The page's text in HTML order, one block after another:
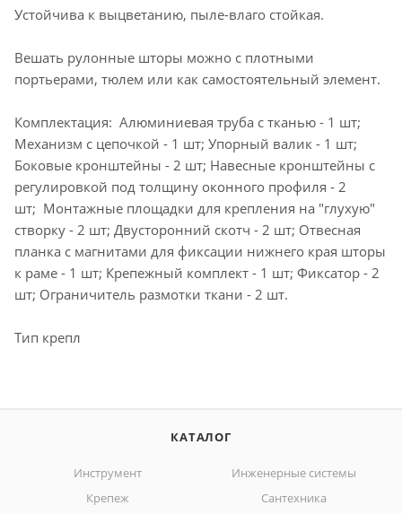
Устойчива к выцветанию, пыле-влаго стойкая.
Вешать рулонные шторы можно с плотными
портьерами, тюлем или как самостоятельный элемент.
Комплектация: Алюминиевая труба с тканью - 1 шт;
Механизм с цепочкой - 1 шт; Упорный валик - 1 шт;
Боковые кронштейны - 2 шт; Навесные кронштейны с
регулировкой под толщину оконного профиля - 2
шт; Монтажные площадки для крепления на "глухую"
створку - 2 шт; Двусторонний скотч - 2 шт; Отвесная
планка с магнитами для фиксации нижнего края шторы
к раме - 1 шт; Крепежный комплект - 1 шт; Фиксатор - 2
шт; Ограничитель размотки ткани - 2 шт.
Тип крепл
КАТАЛОГ
Инструмент
Инженерные системы
Крепеж
Сантехника